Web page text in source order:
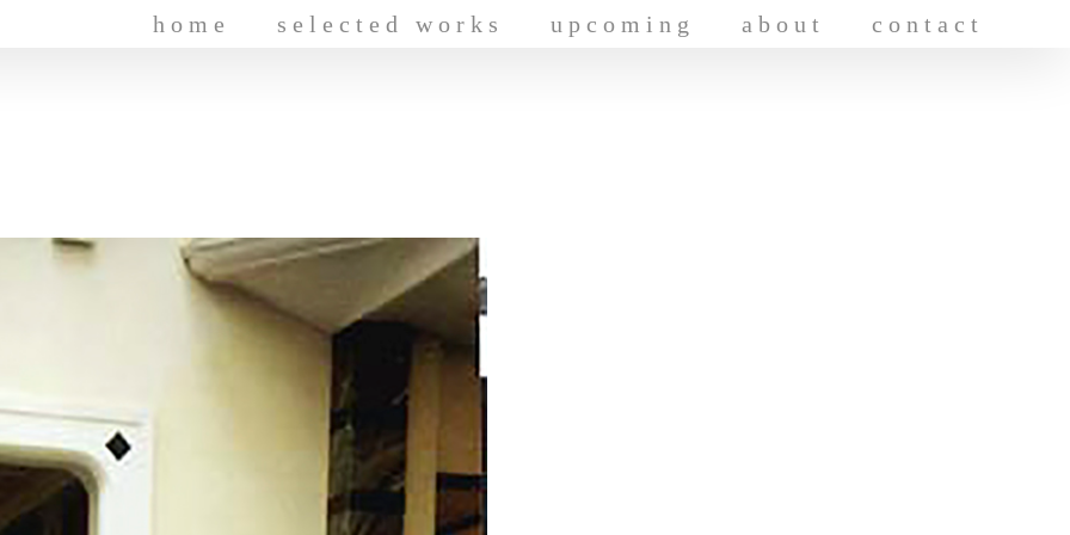
home selected works upcoming about contact